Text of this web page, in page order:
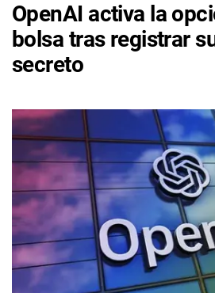
OpenAI activa la
bolsa tras registrar
secreto